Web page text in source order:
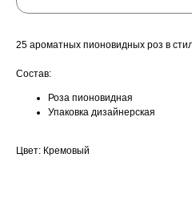
25 ароматных пионовидных роз в
Состав:
Роза пионовидная
Упаковка дизайнерская
Цвет: Кремовый